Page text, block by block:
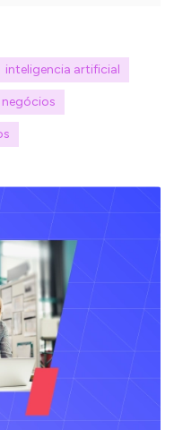
inteligencia artificial